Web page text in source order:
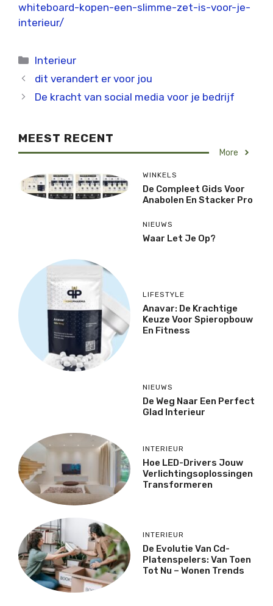
whiteboard-kopen-een-slimme-zet-is-voor-je-
interieur/
Categorieën
Interieur
dit verandert er voor jou
De kracht van social media voor je bedrijf
MEEST RECENT
More
WINKELS
De Compleet Gids Voor
Anabolen En Stacker Pro
NIEUWS
Waar Let Je Op?
LIFESTYLE
Anavar: De Krachtige
Keuze Voor Spieropbouw
En Fitness
NIEUWS
De Weg Naar Een Perfect
Glad Interieur
INTERIEUR
Hoe LED-Drivers Jouw
Verlichtingsoplossingen
Transformeren
INTERIEUR
De Evolutie Van Cd-
Platenspelers: Van Toen
Tot Nu – Wonen Trends